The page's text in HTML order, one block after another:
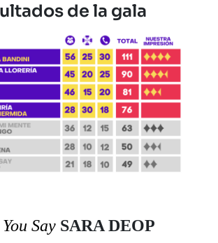
de la gala
Say SARA DEOP